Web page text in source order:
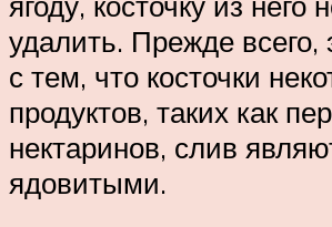
удалить. Прежде всего,
с тем, что косточки
продуктов, таких как
нектаринов, слив
ядовитыми.